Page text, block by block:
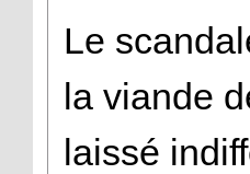
Le
la viande
laissé